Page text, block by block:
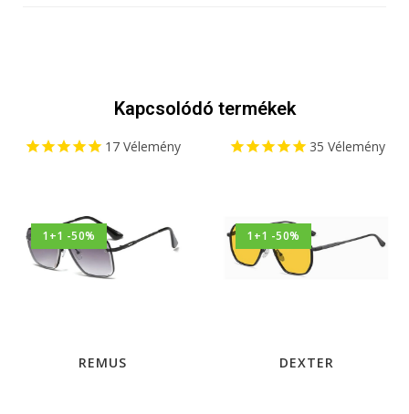
Kapcsolódó termékek
17Vélemény
1+1 -50%
REMUS
35 Vélemény
1+1 -50%
DEXTER